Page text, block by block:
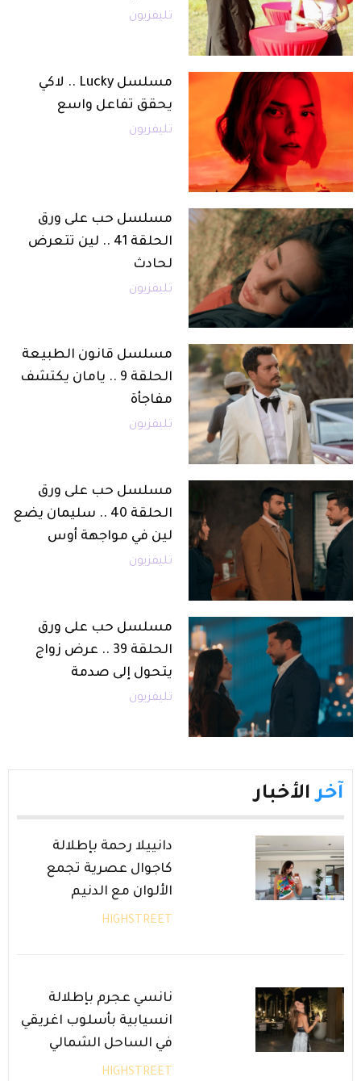
تليفزيون
مسلسل Lucky .. لاكي
يحقق تفاعل واسع
تليفزيون
مسلسل حب على ورق
الحلقة 41 .. لين تتعرض
لحادث
تليفزيون
مسلسل قانون الطبيعة
الحلقة 9 .. يامان يكتشف
مفاجأة
تليفزيون
مسلسل حب على ورق
الحلقة 40 .. سليمان يضع
لين في مواجهة أوس
تليفزيون
مسلسل حب على ورق
الحلقة 39 .. عرض زواج
يتحول إلى صدمة
تليفزيون
آخر الأخبار
دانييلا رحمة بإطلالة
كاجوال عصرية تجمع
الألوان مع الدنيم
HIGHSTREET
نانسي عجرم بإطلالة
انسيابية بأسلوب اغريقي
في الساحل الشمالي
HIGHSTREET